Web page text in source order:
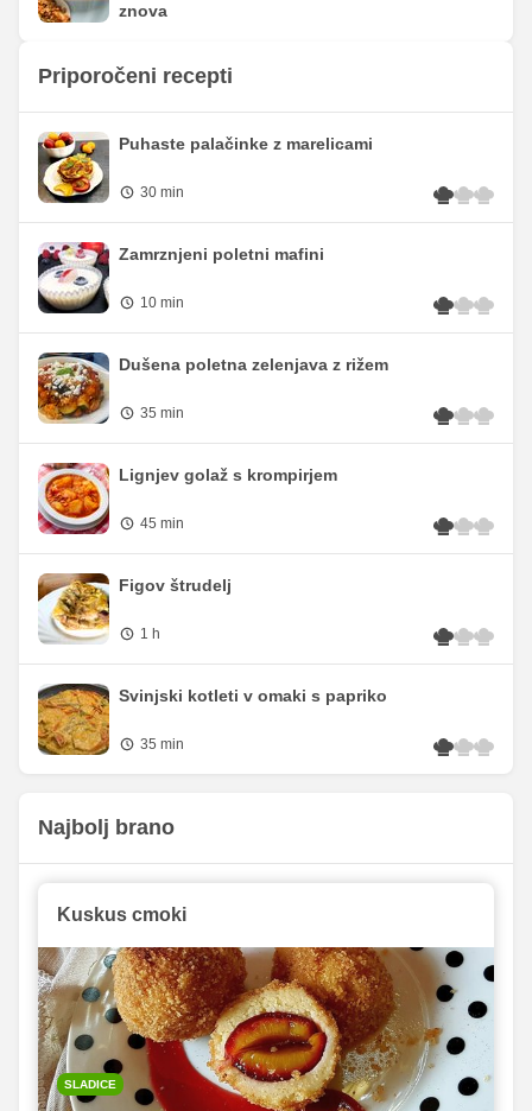
znova
Priporočeni recepti
Puhaste palačinke z marelicami
30 min
Zamrznjeni poletni mafini
10 min
Dušena poletna zelenjava z rižem
35 min
Lignjev golaž s krompirjem
45 min
Figov štrudelj
1 h
Svinjski kotleti v omaki s papriko
35 min
Najbolj brano
Kuskus cmoki
SLADICE